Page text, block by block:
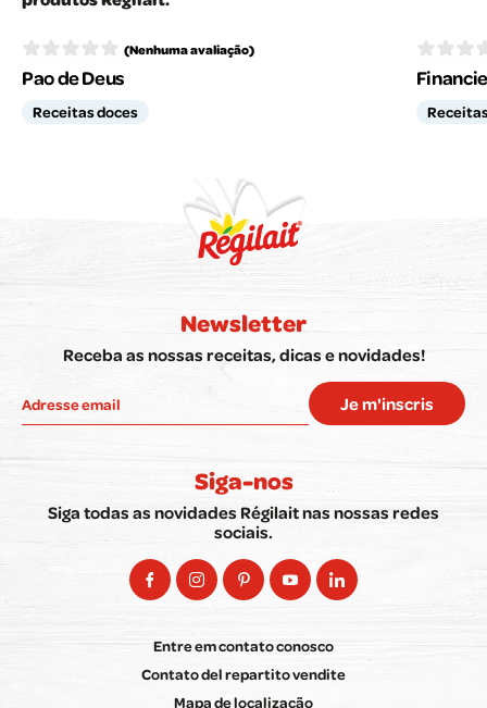
(Nenhuma avaliação)
Pao de Deus
Receitas doces
Newsletter
Receba as nossas receitas, dicas e novidades!
Je m'inscris
Siga-nos
Siga todas as novidades Régilait nas nossas redes
sociais.
Entre em contato conosco
Contato del repartito vendite
Mapa de localização